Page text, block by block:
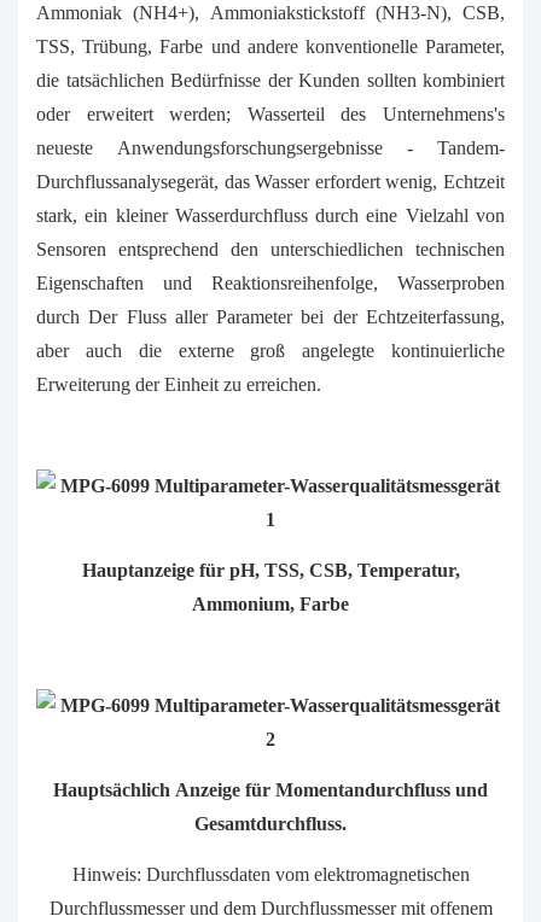
Ammoniak (NH4+), Ammoniakstickstoff (NH3-N), CSB,
TSS, Trübung, Farbe und andere konventionelle Parameter,
die tatsächlichen Bedürfnisse der Kunden sollten kombiniert
oder erweitert werden; Wasserteil des Unternehmens's
neueste Anwendungsforschungsergebnisse - Tandem-
Durchflussanalysegerät, das Wasser erfordert wenig, Echtzeit
stark, ein kleiner Wasserdurchfluss durch eine Vielzahl von
Sensoren entsprechend den unterschiedlichen technischen
Eigenschaften und Reaktionsreihenfolge, Wasserproben
durchDer Fluss aller Parameter bei der Echtzeiterfassung,
aber auch die externe groß angelegte kontinuierliche
Erweiterung der Einheit zu erreichen.
Hauptanzeige für pH, TSS, CSB, Temperatur,
Ammonium, Farbe
Hauptsächlich Anzeige für Momentandurchfluss und
Gesamtdurchfluss.
Hinweis: Durchflussdaten vom elektromagnetischen
Durchflussmesser und dem Durchflussmesser mit offenem